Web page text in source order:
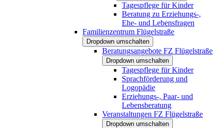
Tagespflege für Kinder
Beratung zu Erziehungs-,
Ehe- und Lebensfragen
Familienzentrum Flügelstraße
Dropdown umschalten
Beratungsangebote FZ Flügelstraße
Dropdown umschalten
Tagespflege für Kinder
Sprachförderung und
Logopädie
Erziehungs-, Paar- und
Lebensberatung
Veranstaltungen FZ Flügelstraße
Dropdown umschalten